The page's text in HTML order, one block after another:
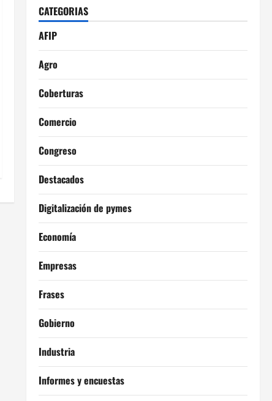
CATEGORIAS
AFIP
Agro
Coberturas
Comercio
Congreso
Destacados
Digitalización de pymes
Economía
Empresas
Frases
Gobierno
Industria
Informes y encuestas